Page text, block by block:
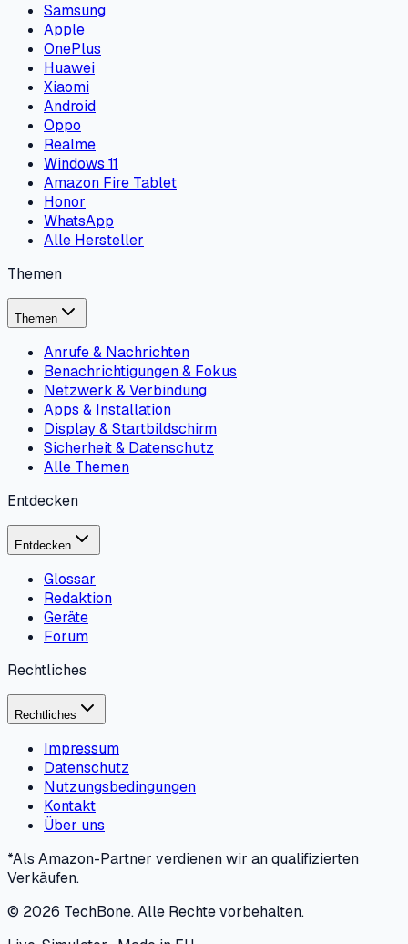
Samsung
Apple
OnePlus
Huawei
Xiaomi
Android
Oppo
Realme
Windows 11
Amazon Fire Tablet
Honor
WhatsApp
Alle Hersteller
Themen
Themen
Anrufe & Nachrichten
Benachrichtigungen & Fokus
Netzwerk & Verbindung
Apps & Installation
Display & Startbildschirm
Sicherheit & Datenschutz
Alle Themen
Entdecken
Entdecken
Glossar
Redaktion
Geräte
Forum
Rechtliches
Rechtliches
Impressum
Datenschutz
Nutzungsbedingungen
Kontakt
Über uns
*Als Amazon-Partner verdienen wir an qualifizierten
Verkäufen.
© 2026 TechBone.Alle Rechte vorbehalten.